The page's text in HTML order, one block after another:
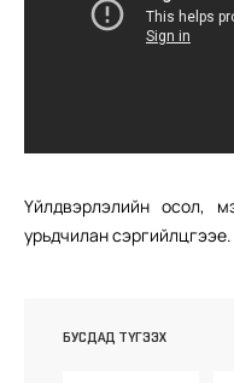
Үйлдвэрлэлийн осол,
урьдчилан сэргийлцгээе.
БУСДАД ТҮГЭЭХ